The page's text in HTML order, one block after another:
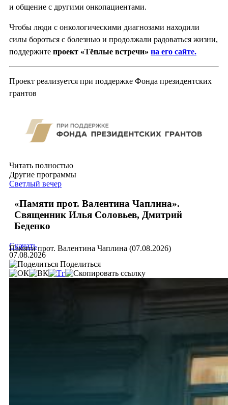
и общение с другими онкопациентами.
Чтобы люди с онкологическими диагнозами находили
силы бороться с болезнью и продолжали радоваться жизни,
поддержите проект «Тёплые встречи» на его сайте.
Проект реализуется при поддержке Фонда президентских
грантов
Читать полностью
Другие программы
Светлый вечер
«Памяти прот. Валентина Чаплина».
Священник Илья Соловьев, Дмитрий
Беденко
Памяти прот. Валентина Чаплина (07.08.2026)
Скачать
07.08.2026
Поделиться